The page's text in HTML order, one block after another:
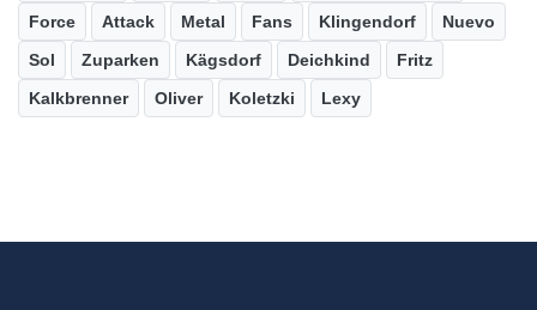
Force
Attack Metal Fans Klingendorf
Nuevo
Sol
Zuparken Kägsdorf Deichkind
Fritz
Kalkbrenner
Oliver Koletzki Lexy